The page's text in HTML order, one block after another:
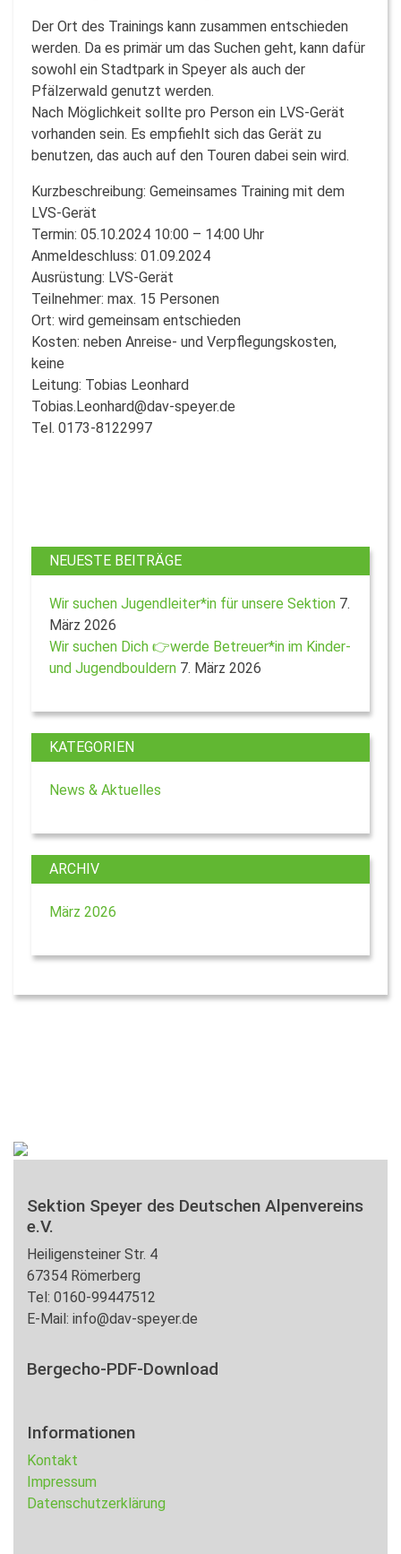
Der Ort des Trainings kann zusammen entschieden
werden. Da es primär um das Suchen geht, kann dafür
sowohl ein Stadtpark in Speyer als auch der
Pfälzerwald genutzt werden.
Nach Möglichkeit sollte pro Person ein LVS-Gerät
vorhanden sein. Es empfiehlt sich das Gerät zu
benutzen, das auch auf den Touren dabei sein wird.
Kurzbeschreibung: Gemeinsames Training mit dem
LVS-Gerät
Termin: 05.10.2024 10:00 – 14:00 Uhr
Anmeldeschluss: 01.09.2024
Ausrüstung: LVS-Gerät
Teilnehmer: max. 15 Personen
Ort: wird gemeinsam entschieden
Kosten: neben Anreise- und Verpflegungskosten,
keine
Leitung: Tobias Leonhard
Tobias.Leonhard@dav-speyer.de
Tel. 0173-8122997
NEUESTE BEITRÄGE
Wir suchen Jugendleiter*in für unsere Sektion 7.
März 2026
Wir suchen Dich 👉werde Betreuer*in im Kinder-
und Jugendbouldern 7. März 2026
KATEGORIEN
News & Aktuelles
ARCHIV
März 2026
Sektion Speyer des Deutschen Alpenvereins
e.V.
Heiligensteiner Str. 4
67354 Römerberg
Tel: 0160-99447512
E-Mail: info@dav-speyer.de
Bergecho-PDF-Download
Informationen
Kontakt
Impressum
Datenschutzerklärung